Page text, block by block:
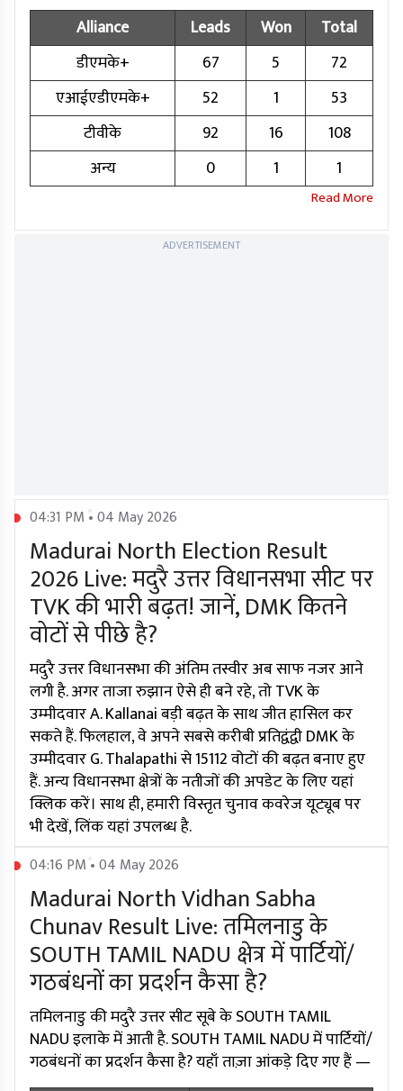
Alliance
Leads Won
Total
डीएमके+
67 5
72
एआईएडीएमके+
52 1
53
टीवीके
92 16
108
अन्य
0 1 1
ADVERTISEMENT
04:31 PM • 04 May 2026
Madurai North Election Result
2026 Live: मदुरै उत्तर विधानसभा सीट पर
TVK की भारी बढ़त! जानें, DMK कितने
वोटों से पीछे है?
मदुरै उत्तर विधानसभा की अंतिम तस्वीर अब साफ नजर आने
लगी है. अगर ताजा रुझान ऐसे ही बने रहे, तो TVK के
उम्मीदवार A. Kallanai बड़ी बढ़त के साथ जीत हासिल कर
सकते हैं. फिलहाल, वे अपने सबसे करीबी प्रतिद्वंद्वी DMK के
उम्मीदवार G. Thalapathi से 15112 वोटों की बढ़त बनाए हुए
हैं. अन्य विधानसभा क्षेत्रों के नतीजों की अपडेट के लिए यहां
क्लिक करें। साथ ही, हमारी विस्तृत चुनाव कवरेज यूट्यूब पर
भी देखें, लिंक यहां उपलब्ध है.
04:16 PM • 04 May 2026
Madurai North Vidhan Sabha
Chunav Result Live: तमिलनाडु के
SOUTH TAMIL NADU क्षेत्र में पार्टियों/
गठबंधनों का प्रदर्शन कैसा है?
तमिलनाडु की मदुरै उत्तर सीट सूबे के SOUTH TAMIL
NADU इलाके में आती है. SOUTH TAMIL NADU में पार्टियों/
गठबंधनों का प्रदर्शन कैसा है? यहाँ ताज़ा आंकड़े दिए गए हैं —